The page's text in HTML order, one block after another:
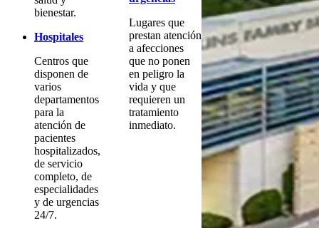
bienestar.
Hospitales
Centros que
disponen de
varios
departamentos
para la
atención de
pacientes
hospitalizados,
de servicio
completo, de
especialidades
y de urgencias
24/7.
Lugares que
prestan atención
a afecciones
que no ponen
en peligro la
vida y que
requieren un
tratamiento
inmediato.